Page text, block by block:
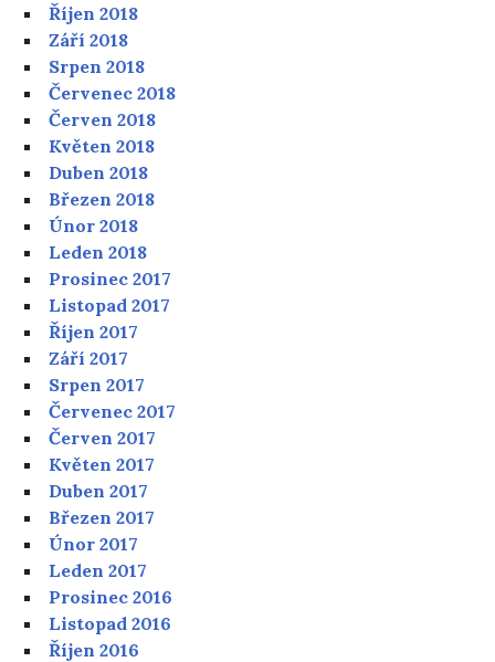
Říjen 2018
Září 2018
Srpen 2018
Červenec 2018
Červen 2018
Květen 2018
Duben 2018
Březen 2018
Únor 2018
Leden 2018
Prosinec 2017
Listopad 2017
Říjen 2017
Září 2017
Srpen 2017
Červenec 2017
Červen 2017
Květen 2017
Duben 2017
Březen 2017
Únor 2017
Leden 2017
Prosinec 2016
Listopad 2016
Říjen 2016